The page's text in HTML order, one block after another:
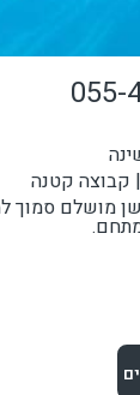
קבוצה קטנה
מושלם סמוך
055-